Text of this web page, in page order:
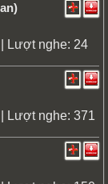
| Lượt nghe: 24
| Lượt nghe: 371